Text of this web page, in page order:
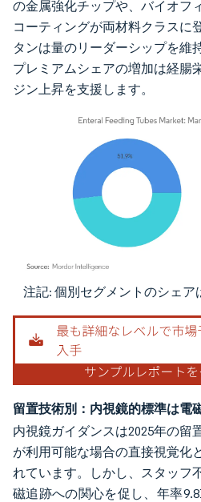
の金属強化チップや、バイオフ
コーティングが両材料クラスに
タンは量のリーダーシップを維
プレミアムシェアの増加は経腸
ジン上昇を支援します。
画像 © Mordor Intelligence。再利用には
注記: 個別セグメントのシェ
留置技術別：内視鏡的標準は電
内視鏡ガイダンスは2025年の留
が利用可能な場合の直接視覚化
れています。しかし、スタッフ
磁追跡への関心を促し、年率